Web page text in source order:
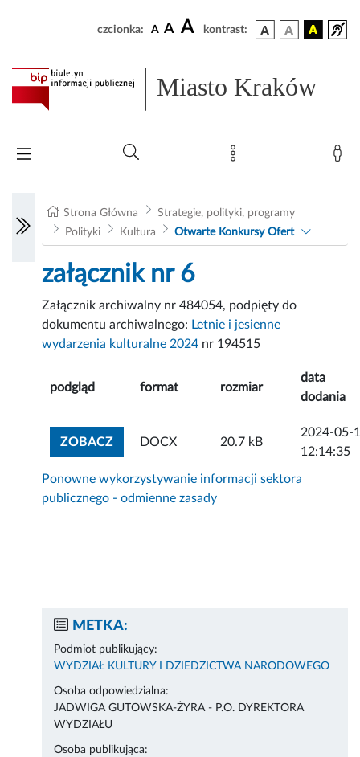
czcionka: A A A kontrast:
Miasto Kraków
Strona Główna
Strategie, polityki, programy
Polityki
Kultura Otwarte Konkursy Ofert
załącznik nr 6
Załącznik archiwalny nr 484054, podpięty do
dokumentu archiwalnego: Letnie i jesienne
wydarzenia kulturalne 2024 nr 194515
podgląd format rozmiar
data
dodania
ZOBACZZOBACZ ZAŁĄCZNIK
DOCX 20.7 kB
2024-05-
12:14:35
Ponowne wykorzystywanie informacji sektora
publicznego - odmienne zasady
METKA:
Podmiot publikujący:
WYDZIAŁ KULTURY I DZIEDZICTWA NARODOWEGO
Osoba odpowiedzialna:
JADWIGA GUTOWSKA-ŻYRA - P.O. DYREKTORA
WYDZIAŁU
Osoba publikująca: